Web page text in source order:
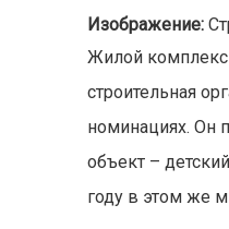
Изображение:
Жилой комплекс
строительная
номинациях. Он
объект –
году в этом же